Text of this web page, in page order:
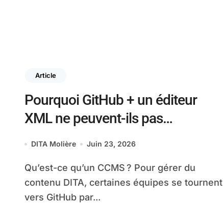
Article
Pourquoi GitHub + un éditeur
XML ne peuvent-ils pas
remplacer un CCMS ?
DITA Molière Juin 23, 2026
Qu’est-ce qu’un CCMS ? Pour gérer du
contenu DITA, certaines équipes se tournent
vers GitHub par...